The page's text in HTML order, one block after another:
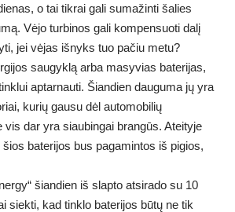
o tai tikrai gali sumažinti šalies
Vėjo turbinos gali kompensuoti dalį
jei vėjas išnyks tuo pačiu metu?
saugyklą arba masyvias baterijas,
aptarnauti. Šiandien dauguma jų yra
kurių gausu dėl automobilių
vis dar yra siaubingai brangūs. Ateityje
baterijos bus pagamintos iš pigios,
šiandien iš slapto atsirado su 10
siekti, kad tinklo baterijos būtų ne tik